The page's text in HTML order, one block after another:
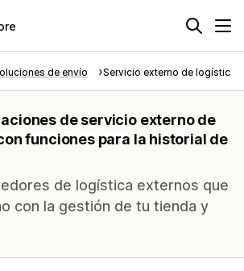
de envío Servicio externo de logística
de servicio externo de
funciones para la historial de
de logística externos que
con la gestión de tu tienda y